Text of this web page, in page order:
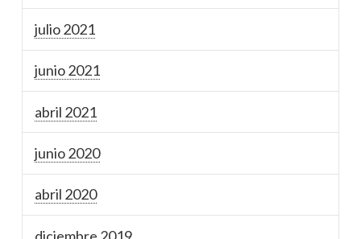
julio 2021
junio 2021
abril 2021
junio 2020
abril 2020